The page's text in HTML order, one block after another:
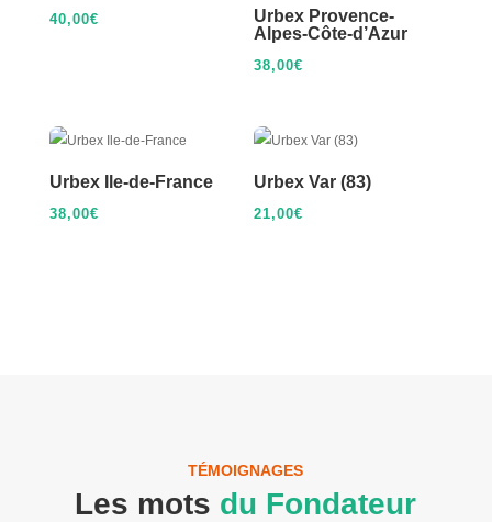
40,00€
Urbex Provence-
Alpes-Côte-d’Azur
38,00€
Urbex Ile-de-France
38,00€
Urbex Var (83)
21,00€
TÉMOIGNAGES
Les mots du Fondateur